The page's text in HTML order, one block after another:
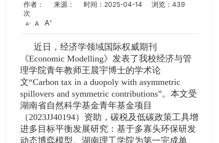
作者： 来源： 时间：2025-04-14 浏览： 439
次
A A A
近日，经济学领域国际权威期刊
《Economic Modelling》发表了我校经济与管
理学院青年教师王晨宇博士的学术论
文“Carbon tax in a duopoly with asymmetric
spillovers and symmetric contributions”。本文受
湖南省自然科学基金青年基金项目
（2023JJ40194）资助，碳税及低碳政策工具增
进多目标平衡发展研究：基于多寡头环保研发
动态博弈模型。湖南理工学院为第一完成单